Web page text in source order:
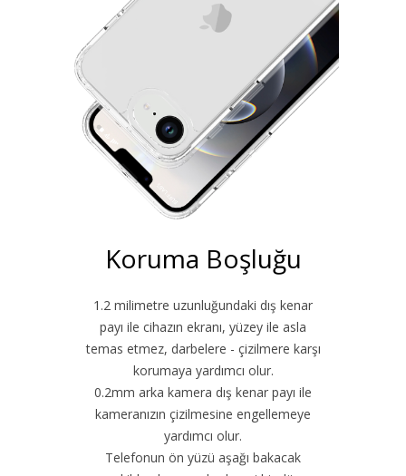
Koruma Boşluğu
1.2 milimetre uzunluğundaki dış kenar
payı ile cihazın ekranı, yüzey ile asla
temas etmez, darbelere - çizilmere karşı
korumaya yardımcı olur.
0.2mm arka kamera dış kenar payı ile
kameranızın çizilmesine engellemeye
yardımcı olur.
Telefonun ön yüzü aşağı bakacak